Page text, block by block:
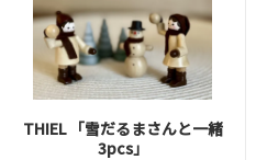
THIEL 「雪だるまさんと一緒
3pcs」